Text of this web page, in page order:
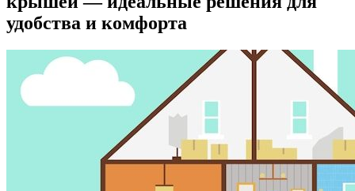
удобства и комфорта